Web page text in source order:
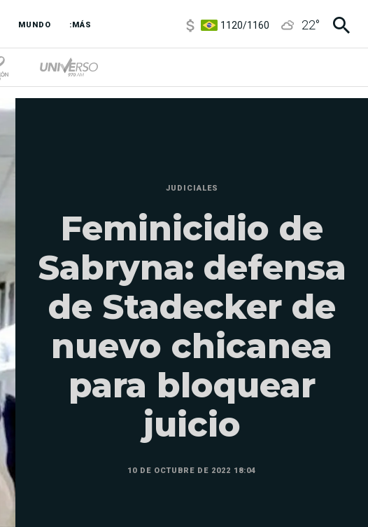
MUNDO :MÁS
3,6/3,9
6850/7200
22°
JUDICIALES
Feminicidio de
Sabryna: defensa
de Stadecker de
nuevo chicanea
para bloquear
juicio
10 DE OCTUBRE DE 2022 18:04